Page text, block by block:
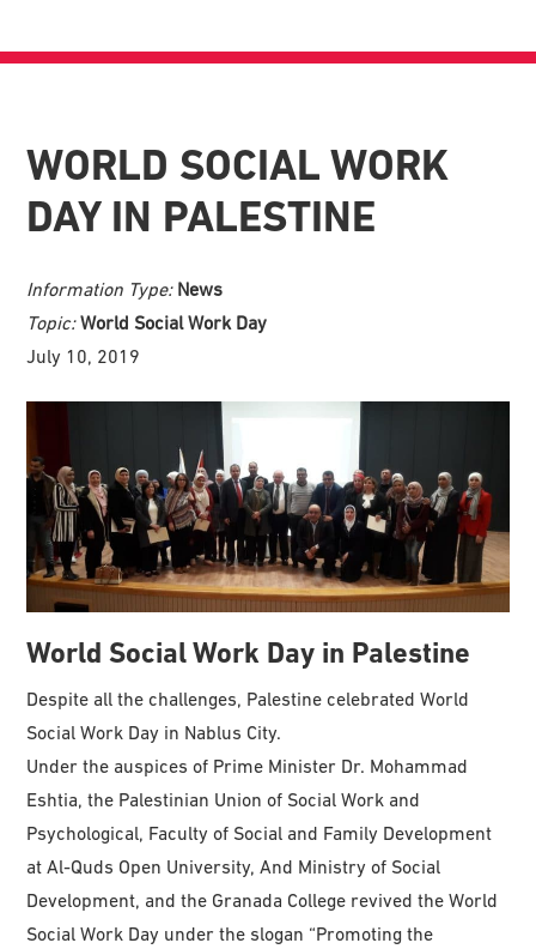
WORLD SOCIAL WORK
DAY IN PALESTINE
Information Type: News
Topic:World Social Work Day
July 10, 2019
World Social Work Day in Palestine
Despite all the challenges, Palestine celebrated World
Social Work Day in Nablus City.
Under the auspices of Prime Minister Dr. Mohammad
Eshtia, the Palestinian Union of Social Work and
Psychological, Faculty of Social and Family Development
at Al-Quds Open University, And Ministry of Social
Development, and the Granada College revived the World
Social Work Day under the slogan “Promoting the